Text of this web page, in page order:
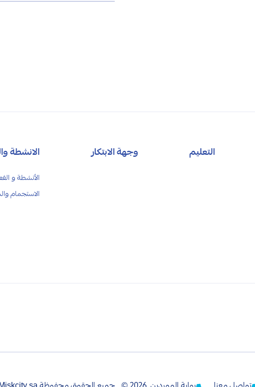
التعليم وجهة الابتكار الانشطة
الأنشطة و
الاستجمام